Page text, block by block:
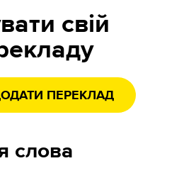
свій
ПЕРЕКЛАД
слова